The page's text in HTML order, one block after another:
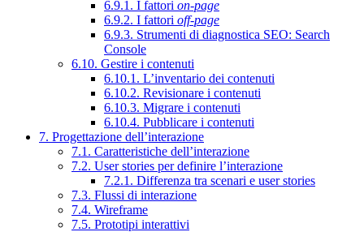
6.9.1. I fattori on-page
6.9.2. I fattori off-page
6.9.3. Strumenti di diagnostica SEO: Search
Console
6.10. Gestire i contenuti
6.10.1. L’inventario dei contenuti
6.10.2. Revisionare i contenuti
6.10.3. Migrare i contenuti
6.10.4. Pubblicare i contenuti
7. Progettazione dell’interazione
7.1. Caratteristiche dell’interazione
7.2. User stories per definire l’interazione
7.2.1. Differenza tra scenari e user stories
7.3. Flussi di interazione
7.4. Wireframe
7.5. Prototipi interattivi